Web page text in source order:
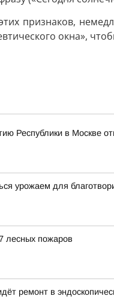
признаков,
окна»,
Республики в Москве
урожаем для
лесных пожаров
ремонт в